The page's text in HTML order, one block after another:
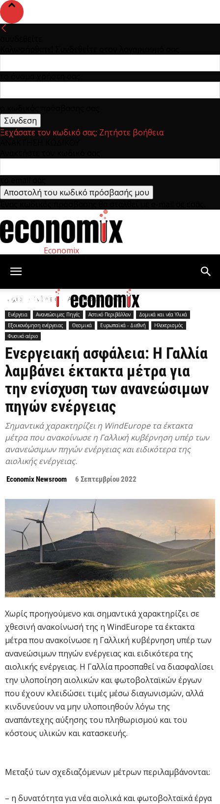
Ξεχάσατε τον κωδικό σας; Ζητήστε βοήθεια
Economix
Αρχική Ενέργεια Ανανεώσιμες Πηγές
Ενέργεια Ανανεώσιμες Πηγές Αστικό Περιβάλλον
Δομικά και νέα Υλικά
Εξοικονόμηση ενέργειας
Θεσμικά Ευρωπαϊκά - Διεθνή
Ηλεκτρισμός
Φυσικό αέριο
Ενεργειακή ασφάλεια: Η Γαλλία
λαμβάνει έκτακτα μέτρα για
την ενίσχυση των ανανεώσιμων
πηγών ενέργειας
Σημαντικά χαρακτηρίζει η WindEurope τα έκτακτα
μέτρα που ανακοίνωσε η Γαλλική κυβέρνηση υπέρ των
ανανεώσιμων πηγών ενέργειας και ειδικότερα της
αιολικής ενέργειας.
Economix Newsroom 6 Σεπτεμβρίου 2022
Χωρίς προηγούμενο και σημαντικά χαρακτηρίζει σε
χθεσινή ανακοίνωσή της η WindEurope τα έκτακτα
μέτρα που ανακοίνωσε η Γαλλική κυβέρνηση υπέρ των
ανανεώσιμων πηγών ενέργειας και ειδικότερα της
αιολικής ενέργειας. Η Γαλλία προσπαθεί να διασφαλίσει
την υλοποίηση αιολικών και φωτοβολταϊκών έργων
που έχουν κλειδώσει τιμές μέσω διαγωνισμών, αλλά
κινδυνεύουν να μην υλοποιηθούν λόγω της
αναπάντεχης αύξησης του πληθωρισμού και του
κόστους υλικών και κατασκευής.
Μεταξύ των σχεδιαζόμενων μέτρων περιλαμβάνονται:
– η δυνατότητα για νέα αιολικά και φωτοβολταϊκά έργα